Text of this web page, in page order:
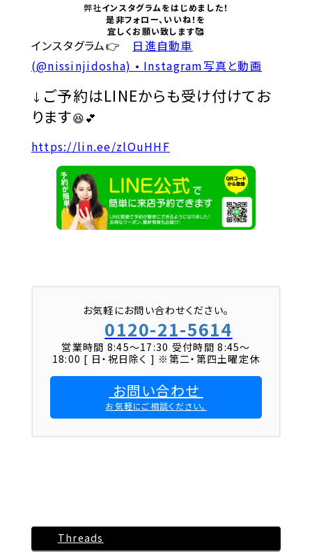
弊社インスタグラムをはじめました！
是非フォロー、いいね！を
宜しくお願い致します🥰
インスタグラム👉 日進自動車
(@nissinjidosha) • Instagram写真と動画
↓ ご予約はLINEからも受け付けてお
ります😆💕
https://lin.ee/zlOuHHF
お気軽にお問い合わせください。
0120-21-5614
営業時間 8:45〜17:30 受付時間 8:45～
18:00 [ 日・祝日除く ] ※第二・第四土曜定休
お問い合わせ
お気軽にご相談ください。
Threads